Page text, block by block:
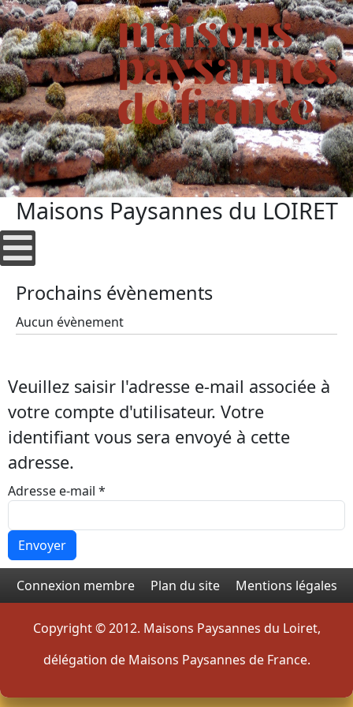
Maisons Paysannes du LOIRET
Prochains évènements
Aucun évènement
Veuillez saisir l'adresse e-mail associée à
votre compte d'utilisateur. Votre
identifiant vous sera envoyé à cette
adresse.
Adresse e-mail *
Envoyer
Connexion membre Plan du site Mentions légales
Copyright © 2012. Maisons Paysannes du Loiret,
délégation de Maisons Paysannes de France.